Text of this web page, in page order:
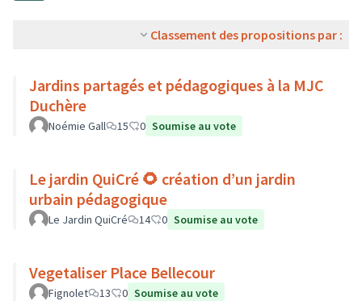
Classement des propositions par :
Jardins partagés et pédagogiques à la MJC
Duchère
Noémie Gall 15 0 Soumise au vote
Le jardin QuiCré 🌻 création d’un jardin
urbain pédagogique
Le Jardin QuiCré 14 0 Soumise au vote
Vegetaliser Place Bellecour
Fignolet 13 0 Soumise au vote